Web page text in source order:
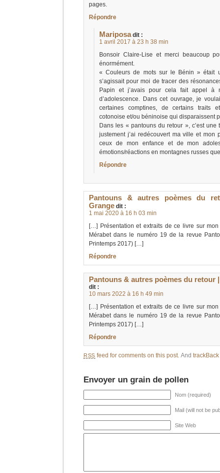
pages.
Répondre
Mariposa dit :
1 avril 2017 à 23 h 38 min
Bonsoir Claire-Lise et merci beaucoup
énormément.
« Couleurs de mots sur le Bénin » était
s’agissait pour moi de tracer des
Papin et j’avais pour cela fait appel à
d’adolescence. Dans cet ouvrage, je
certaines comptines, de certains traits
cotonoise et/ou béninoise qui disparaissent
Dans les « pantouns du retour », c’est
justement j’ai redécouvert ma ville et
ceux de mon enfance et de mon
émotions/réactions en montagnes russes
Répondre
Pantouns & autres poèmes du
Grange dit :
1 mai 2020 à 16 h 03 min
[…] Présentation et extraits de ce livre sur
Mérabet dans le numéro 19 de la revue
Printemps 2017) […]
Répondre
Pantouns & autres poèmes du retour
dit :
10 mars 2022 à 16 h 49 min
[…] Présentation et extraits de ce livre sur
Mérabet dans le numéro 19 de la revue
Printemps 2017) […]
Répondre
RSS feed for comments on this post. And
Envoyer un grain de pollen
Nom (required)
Mail (will not be
Site Web